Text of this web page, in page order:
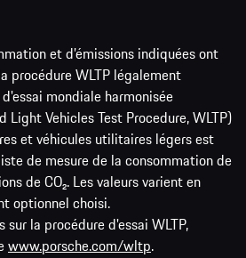
et d’émissions indiquées ont
procédure WLTP légalement
mondiale harmonisée
Light Vehicles Test Procedure, WLTP)
et véhicules utilitaires légers est
de mesure de la consommation de
de CO₂. Les valeurs varient en
optionnel choisi.
la procédure d'essai WLTP,
www.porsche.com/wltp.